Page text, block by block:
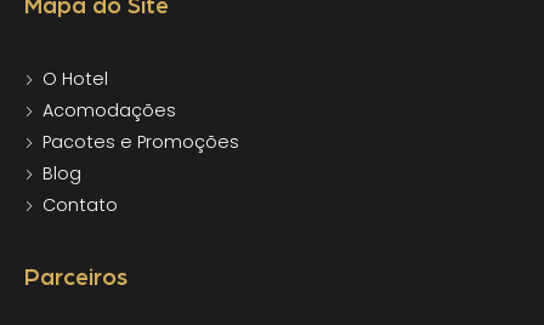
Mapa do Site
O Hotel
Acomodações
Pacotes e Promoções
Blog
Contato
Parceiros